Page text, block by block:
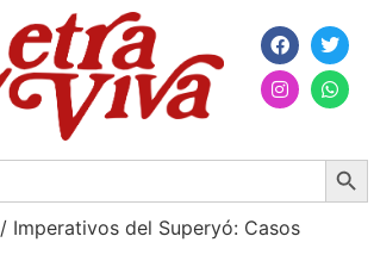
/ Imperativos del Superyó: Casos